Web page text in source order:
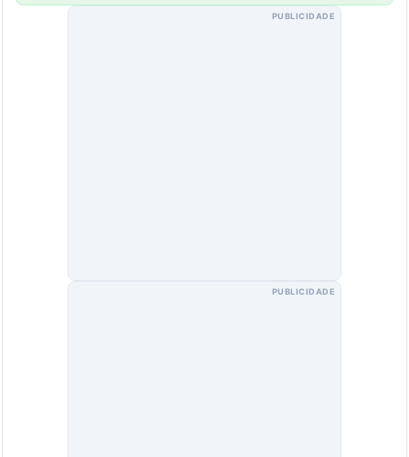
PUBLICIDADE
PUBLICIDADE